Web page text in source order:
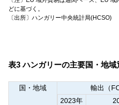
どに基づく。
〔出所〕ハンガリー中央統計局(HCSO)
表3 ハンガリーの主要国・地域
国・地域
輸出（
2023年